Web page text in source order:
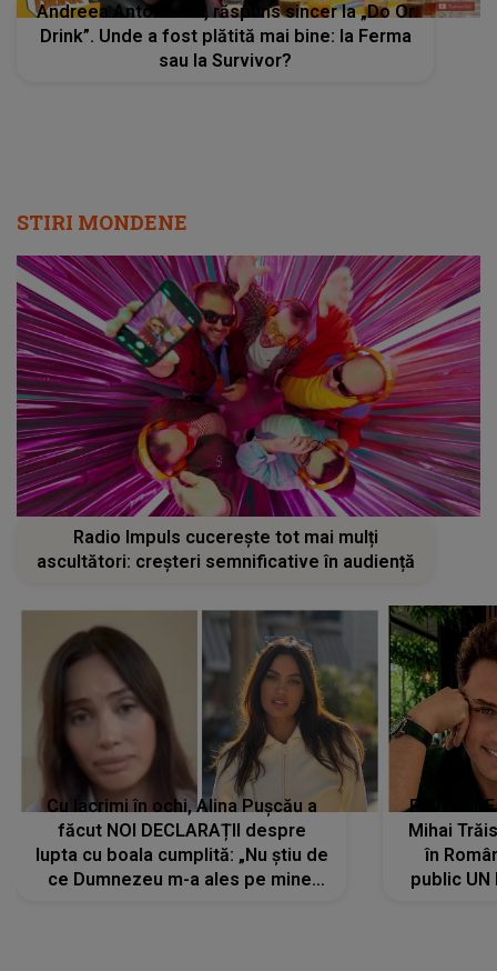
Andreea Antonescu, răspuns sincer la „Do Or
Drink”. Unde a fost plătită mai bine: la Ferma
sau la Survivor?
STIRI MONDENE
Radio Impuls cucerește tot mai mulți
ascultători: creșteri semnificative în audiență
Cu lacrimi în ochi, Alina Pușcău a
făcut NOI DECLARAȚII despre
lupta cu boala cumplită: „Nu știu de
ce Dumnezeu m-a ales pe mine.
Mihai
în
public UN